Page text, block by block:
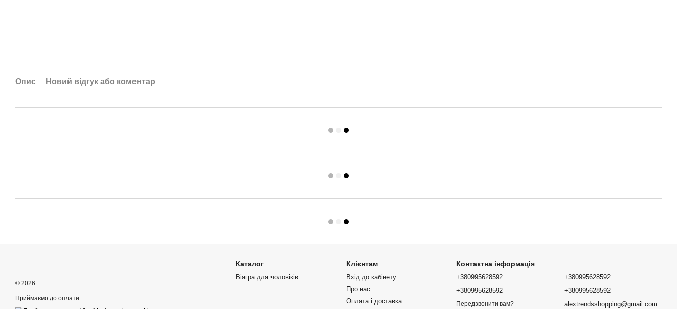
Опис Новий відгук або коментар
© 2026
Приймаємо до оплати
Каталог
Віагра для чоловіків
Клієнтам
Вхід до кабінету
Про нас
Оплата і доставка
Контактна інформація
+380995628592
+380995628592
Передзвонити вам?
+380995628592
+380995628592
alextrendsshopping@gmail.com